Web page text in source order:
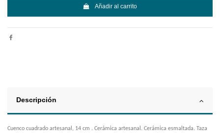
Añadir al carrito
Descripción
Cuenco cuadrado artesanal, 14 cm . Cerámica artesanal. Cerámica esmaltada. Taza